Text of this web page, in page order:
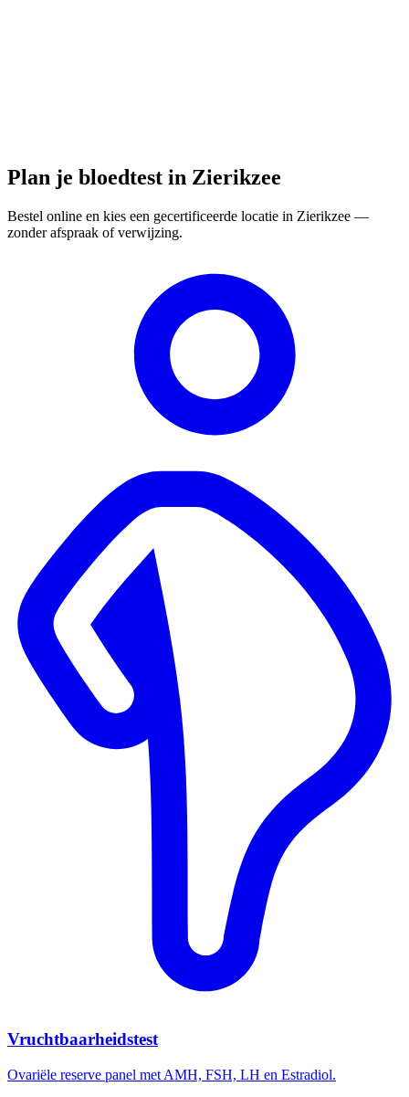
Plan je bloedtest in Zierikzee
Bestel online en kies een gecertificeerde locatie in Zierikzee —
zonder afspraak of verwijzing.
Vruchtbaarheidstest
Ovariële reserve panel met AMH, FSH, LH en Estradiol.